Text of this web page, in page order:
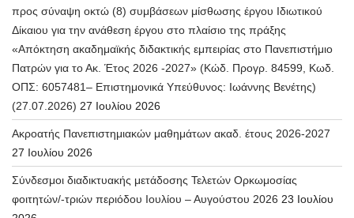
προς σύναψη οκτώ (8) συμβάσεων μίσθωσης έργου Ιδιωτικού
Δίκαιου για την ανάθεση έργου στο πλαίσιο της πράξης
«Απόκτηση ακαδημαϊκής διδακτικής εμπειρίας στο Πανεπιστήμιο
Πατρών για το Ακ. Έτος 2026 -2027» (Κώδ. Προγρ. 84599, Κωδ.
ΟΠΣ: 6057481– Επιστημονικά Υπεύθυνος: Ιωάννης Βενέτης)
(27.07.2026) 27 Ιουλίου 2026
Ακροατής Πανεπιστημιακών μαθημάτων ακαδ. έτους 2026-2027
27 Ιουλίου 2026
Σύνδεσμοι διαδικτυακής μετάδοσης Τελετών Ορκωμοσίας
φοιτητών/-τριών περιόδου Ιουλίου – Αυγούστου 2026 23 Ιουλίου